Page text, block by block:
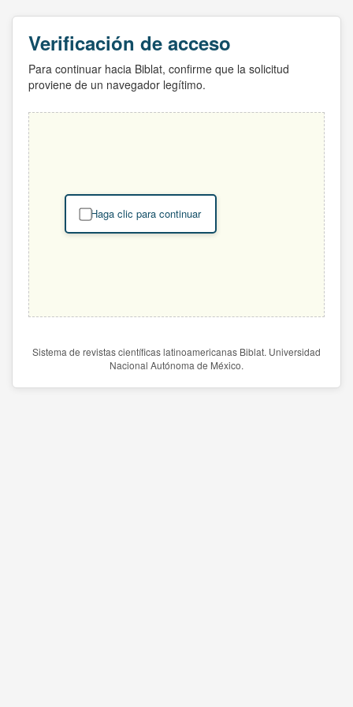
Verificación de acceso
Para continuar hacia Biblat, confirme que la solicitud
proviene de un navegador legítimo.
Haga clic para continuar
Sistema de revistas científicas latinoamericanas Biblat. Universidad
Nacional Autónoma de México.